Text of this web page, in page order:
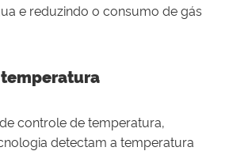
e reduzindo o consumo de gás
controle de temperatura,
detectam a temperatura